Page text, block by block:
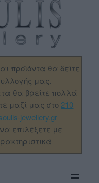
προϊόντα θα δείτε
μας.
θα βρείτε πολλά
μαζί μας στο 210
jewellery.gr
επιλέξετε με